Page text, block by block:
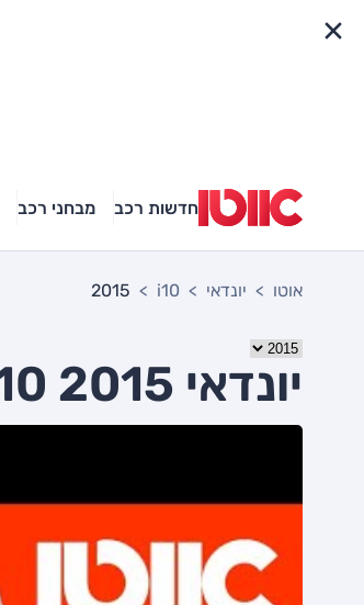
חדשות רכב מבחני רכב
אוטו יונדאי i10
2015
יונדאי i10 2015 יד שניה